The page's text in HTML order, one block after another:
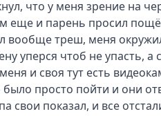
что у меня зрение на
еще и парень просил
вообще треш, меня
уперся чтоб не упасть,
и своя тут есть
просто пойти и они
свои показал, и все